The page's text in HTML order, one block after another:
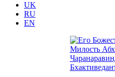
UK
RU
EN